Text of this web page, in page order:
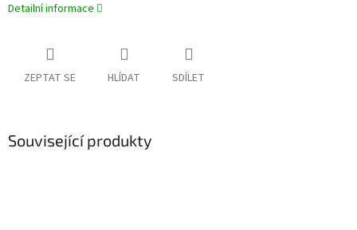
Detailní informace
ZEPTAT SE HLÍDAT SDÍLET
Související produkty